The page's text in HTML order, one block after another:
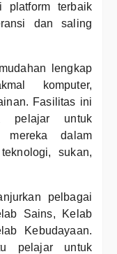
platform terbaik
dan saling
lengkap
komputer,
Fasilitas ini
pelajar untuk
mereka dalam
sukan,
pelbagai
Sains, Kelab
Kebudayaan.
pelajar untuk